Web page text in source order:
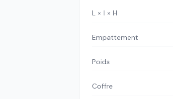
L × l × H
Empattement
Poids
Coffre